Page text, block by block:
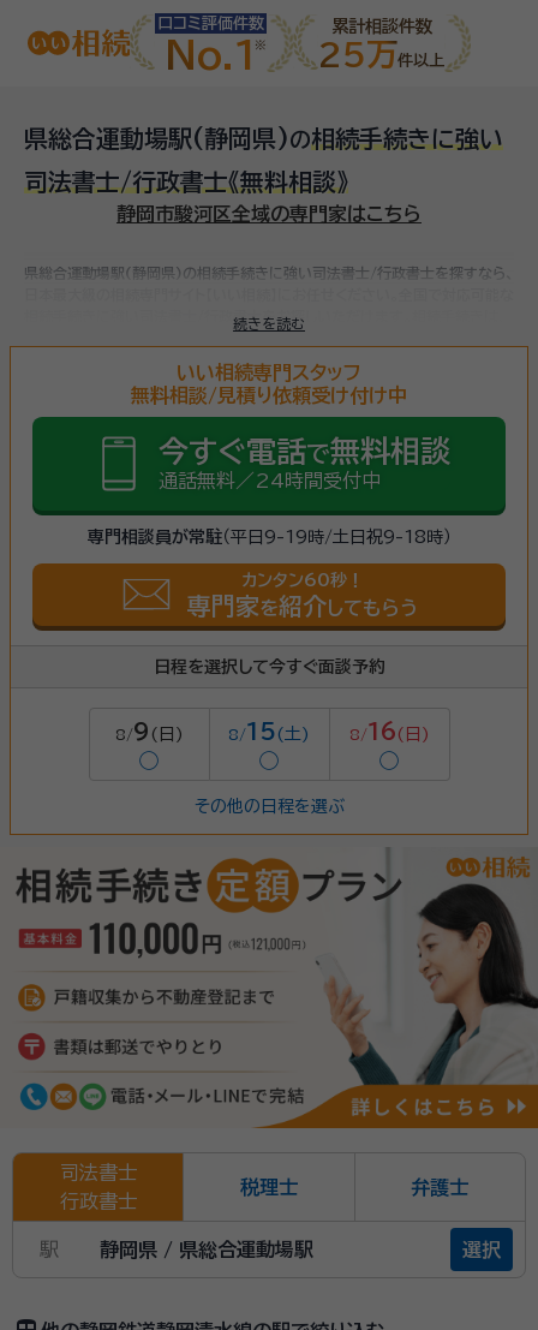
口コミ評価件数
No.1
累計相談件数
25万件以上
県総合運動場駅(静岡県)の相続手続きに強い
司法書士/行政書士《無料相談》
静岡市駿河区全域の専門家はこちら
続きを読む
県総合運動場駅(静岡県)の相続手続きに強い司法書士/行政書士を探すなら、
相続手続きに強い司法書士/行政書士をお探しいただけます。
税（相続財産が基礎控除額を超えていた場合）など多岐に渡るため、相続手続
きに強い専門家にまずは相談しましょう。
いい相続専門スタッフ
無料相談/見積り依頼受け付け中
今すぐ電話で無料相談
通話無料／24時間受付中
専門相談員が常駐（平日9-19時/土日祝9-18時）
カンタン60秒！
専門家を紹介 してもらう
日程を選択して今すぐ面談予約
8/9 (日)
◯
8/15(土)
◯
8/16 (日)
◯
その他の日程を選ぶ
司法書士
行政書士
税理士 弁護士
駅 静岡県 / 県総合運動場駅 選択